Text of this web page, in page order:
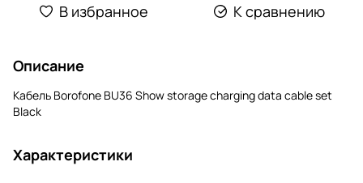
В избранное К сравнению
Описание
Кабель Borofone BU36 Show storage charging data cable set
Black
Характеристики